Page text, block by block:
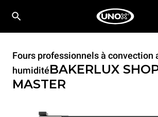
Fours professionnels à convection
humiditéBAKERLUX
MASTER